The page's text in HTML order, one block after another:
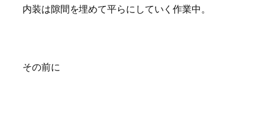
内装は隙間を埋めて平らにしていく作業中。
その前に